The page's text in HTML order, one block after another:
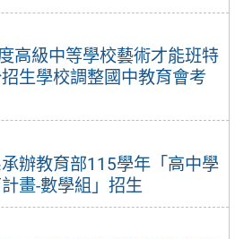
高級中等學校藝術才能班特
生學校調整國中教育會考
辦教育部115學年「高中學
畫-數學組」招生